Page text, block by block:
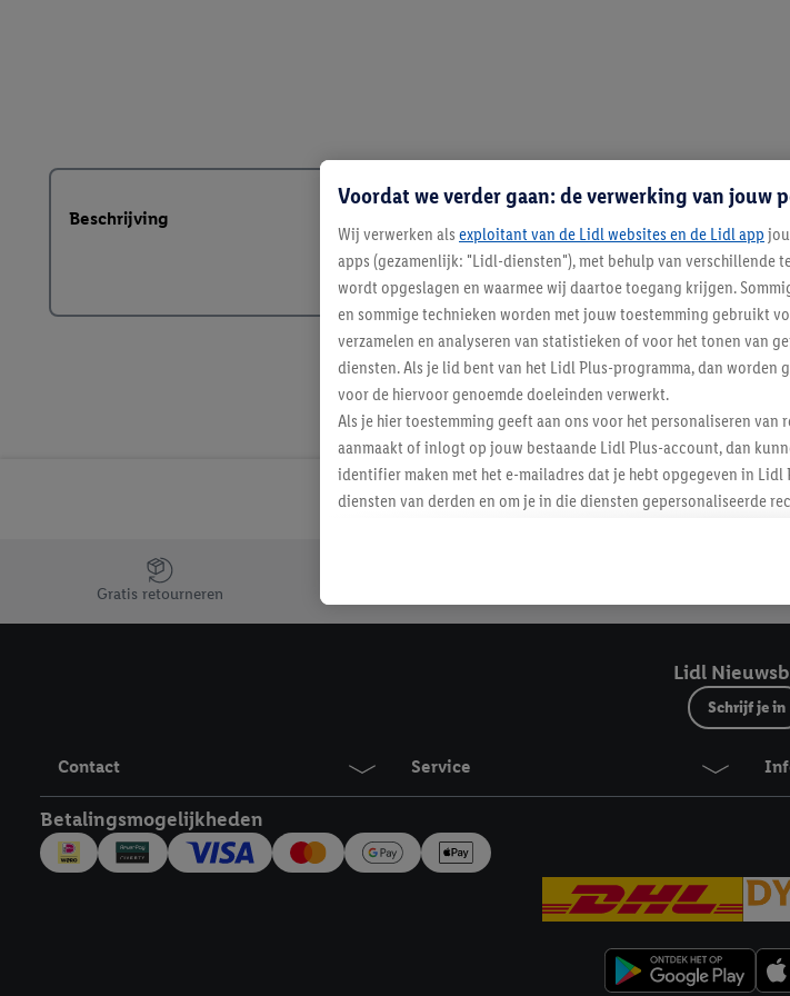
Beschrijving
Lidl
Jouw voordelen bij ons als Lidl webshop klant
Gratis retourneren
Lidl
Schrijf je in
Contact Service
Betalingsmogelijkheden
Voordat we verder gaan: de verwerking van jouw
Wij verwerken als exploitant van de Lidl websites en de Lidl app
apps (gezamenlijk: "Lidl-diensten"), met behulp van verschillende
wordt opgeslagen en waarmee wij daartoe toegang krijgen.
en sommige technieken worden met jouw toestemming gebruikt
verzamelen en analyseren van statistieken of voor het tonen van
diensten. Als je lid bent van het Lidl Plus-programma, dan
voor de hiervoor genoemde doeleinden verwerkt.
Als je hier toestemming geeft aan ons voor het personaliseren van
aanmaakt of inlogt op jouw bestaande Lidl Plus-account, dan
identifier maken met het e-mailadres dat je hebt opgegeven in
diensten van derden en om je in die diensten gepersonaliseerde
Als je hiervoor toestemming geeft, dan kunnen retargeting
eerder interesse hebt getoond (bijvoorbeeld door het product in
Lidl-diensten worden weergegeven, als verschillende
mailadres en met eventuele andere identifiers of met identifiers
verwerkingsdoeleinden je instemt. Verder kan je er meer
Door te klikken op "Weigeren", kies je voor de optie dat er enkel
Door op "Akkoord" te klikken, stem je in met alle verwerkingen
inclusief over de opslagperiode van de gegevens en je recht om
privacyverklaring.Je vindt de impressum
over de cookies die wij inzetten.